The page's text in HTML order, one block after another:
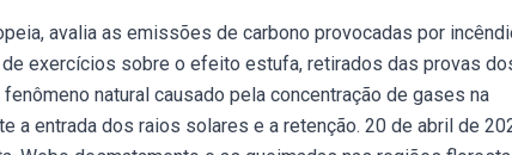
avalia as emissões de carbono provocadas por
exercícios sobre o efeito estufa, retirados das provas
natural causado pela concentração de gases na
a entrada dos raios solares e a retenção. 20 de abril de